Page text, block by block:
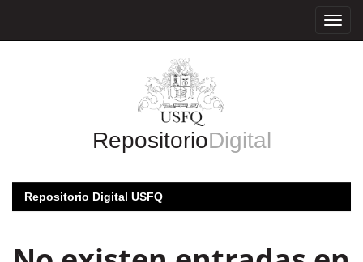
RepositorioDigital
Repositorio Digital USFQ